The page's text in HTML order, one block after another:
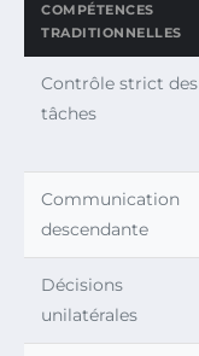
COMPÉTENCES
TRADITIONNELLES
Contrôle strict des
tâches
Communication
descendante
Décisions
unilatérales